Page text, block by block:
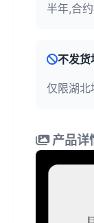
半年,合
不发货
仅限湖北
产品详